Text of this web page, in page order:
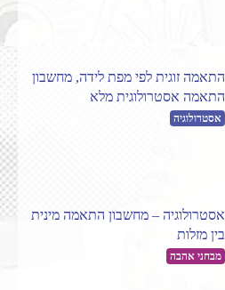
התאמה זוגית לפי מפת לידה, מחשבון
התאמה אסטרולוגית מלא
אסטרולוגיה
אסטרולוגיה – מחשבון התאמה מינית
בין מזלות
מבחני אהבה